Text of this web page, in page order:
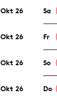
Okt 26 Sa
Okt 26 Fr
Okt 26 So
Okt 26 Do